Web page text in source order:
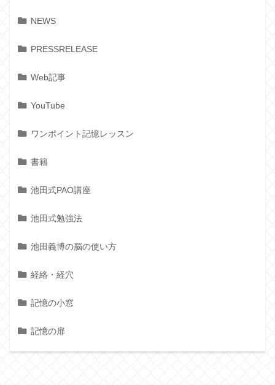
NEWS
PRESSRELEASE
Web記事
YouTube
ワンポイント記憶レッスン
書籍
池田式PAO講座
池田式勉強法
池田義博の脳の使い方
経絡・経穴
記憶の小窓
記憶の扉